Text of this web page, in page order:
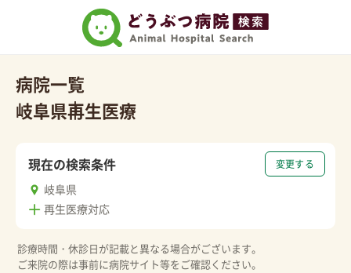
病院一覧
岐阜県再生医療
変更する
現在の検索条件
岐阜県
再生医療対応
診療時間・休診日が記載と異なる場合がございます。
ご来院の際は事前に病院サイト等をご確認ください。